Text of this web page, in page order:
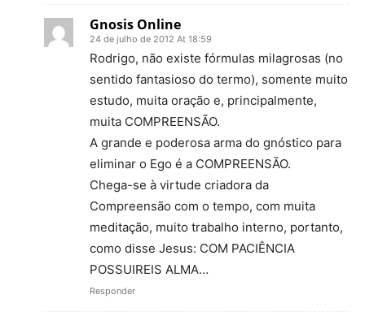
Gnosis Online
24 de julho de 2012 At 18:59
Rodrigo, não existe fórmulas milagrosas (no
sentido fantasioso do termo), somente muito
estudo, muita oração e, principalmente,
muita COMPREENSÃO.
A grande e poderosa arma do gnóstico para
eliminar o Ego é a COMPREENSÃO.
Chega-se à virtude criadora da
Compreensão com o tempo, com muita
meditação, muito trabalho interno, portanto,
como disse Jesus: COM PACIÊNCIA
POSSUIREIS ALMA…
Responder